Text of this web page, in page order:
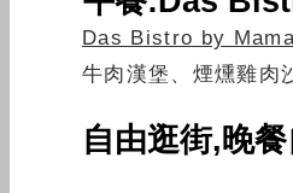
Das Bistro by
牛肉漢堡、煙燻雞肉
自由逛街,晚